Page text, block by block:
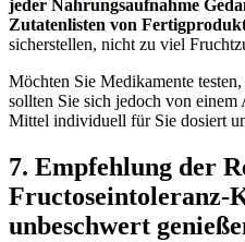
jeder Nahrungsaufnahme
Zutatenlisten von
sicherstellen, nicht zu viel
Möchten Sie Medikamente
sollten Sie sich jedoch von einem
Mittel individuell für Sie dosiert
7. Empfehlung der
Fructoseintoleranz-
unbeschwert